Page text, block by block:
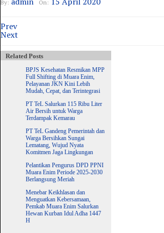
By: On:
Prev
Next
Related Posts
BPJS Kesehatan Resmikan MPP
Full Shifting di Muara Enim,
Pelayanan JKN Kini Lebih
Mudah, Cepat, dan Terintegrasi
PT TeL Salurkan 115 Ribu Liter
Air Bersih untuk Warga
Terdampak Kemarau
PT TeL Gandeng Pemerintah dan
Warga Bersihkan Sungai
Lematang, Wujud Nyata
Komitmen Jaga Lingkungan
Pelantikan Pengurus DPD PPNI
Muara Enim Periode 2025-2030
Berlangsung Meriah
Menebar Keikhlasan dan
Menguatkan Kebersamaan,
Pemkab Muara Enim Salurkan
Hewan Kurban Idul Adha 1447
H